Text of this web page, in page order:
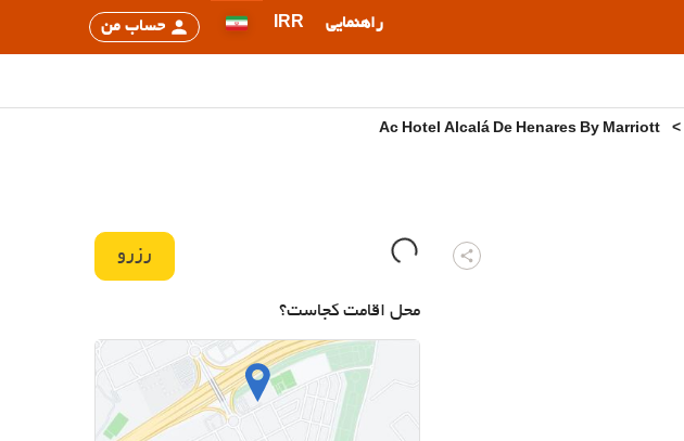
راهنمایی IRR حساب من
رزرو
محل اقامت کجاست؟